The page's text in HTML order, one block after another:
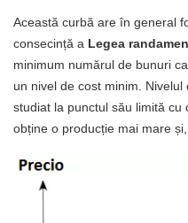
Această curbă are în general
consecință a Legea
minimum numărul de bunuri
un nivel de cost minim. Nivelul
studiat la punctul său limită
obține o producție mai mare